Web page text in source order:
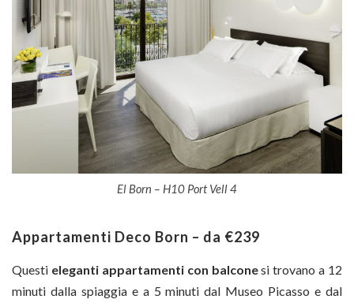
El Born – H10 Port Vell 4
Appartamenti Deco Born – da €239
Questi eleganti appartamenti con balconesi trovano a 12
minuti dalla spiaggia e a 5 minuti dal Museo Picasso e dal